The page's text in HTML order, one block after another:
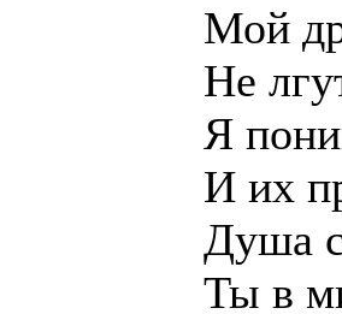
Мой
Не
Я
И их
Душа
Ты в